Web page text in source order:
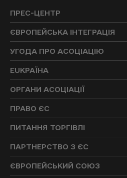
ПРЕС-ЦЕНТР
ЄВРОПЕЙСЬКА ІНТЕГРАЦІЯ
УГОДА ПРО АСОЦІАЦІЮ
EUKРАЇНА
ОРГАНИ АСОЦІАЦІЇ
ПРАВО ЄС
ПИТАННЯ ТОРГІВЛІ
ПАРТНЕРСТВО З ЄС
ЄВРОПЕЙСЬКИЙ СОЮЗ